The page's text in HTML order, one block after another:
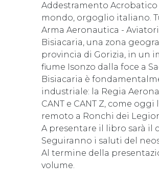
Addestramento Acrobatico
mondo, orgoglio italiano.
Arma Aeronautica -
Bisiacaria, una zona
provincia di Gorizia, in un
fiume Isonzo dalla foce a
Bisiacaria è
industriale: la Regia
CANT e CANT Z, come
remoto a Ronchi dei
A presentare il libro sarà il
Seguiranno i saluti del
Al termine della
volume.